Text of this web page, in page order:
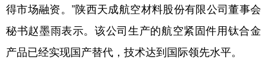
得市场融资。”陕西天成航空材料股份有限公司董事会
秘书赵墨雨表示。该公司生产的航空紧固件用钛合金
产品已经实现国产替代，技术达到国际领先水平。